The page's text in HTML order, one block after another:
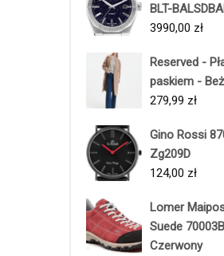
BLT-
3990,00 zł
Reserved -
paskiem -
279,99 zł
Gino Rossi
Zg209D
124,00 zł
Lomer
Suede
Czerwony